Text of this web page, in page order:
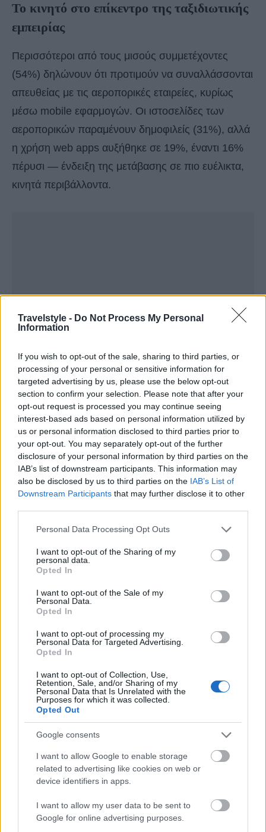
Travelstyle - Do Not Process My Personal
Information
If you wish to opt-out of the sale, sharing to third parties, or
processing of your personal or sensitive information for
targeted advertising by us, please use the below opt-out
section to confirm your selection. Please note that after your
opt-out request is processed you may continue seeing
interest-based ads based on personal information utilized by
us or personal information disclosed to third parties prior to
your opt-out. You may separately opt-out of the further
disclosure of your personal information by third parties on the
IAB’s list of downstream participants. This information may
also be disclosed by us to third parties on the IAB’s List of
Downstream Participants that may further disclose it to other
Please note that this website/app uses one or more Google
not limited to your visit or usage behaviour. You may click to
grant or deny consent to Google and its third-party tags to
use your data for below specified purposes in below Google
consent section.
Personal Data Processing Opt Outs
I want to opt-out of the Sharing of my
personal data.
Opted In
I want to opt-out of the Sale of my
Personal Data.
Opted In
I want to opt-out of processing my
Personal Data for Targeted Advertising.
Opted In
I want to opt-out of Collection, Use,
Retention, Sale, and/or Sharing of my
Personal Data that Is Unrelated with the
Purposes for which it was collected.
Opted Out
Google consents
I want to allow Google to enable storage
related to advertising like cookies on web or
device identifiers in apps.
I want to allow my user data to be sent to
Google for online advertising purposes.
Το κινητό στο επίκεντρο της ταξιδιωτικής
εμπειρίας
Περισσότεροι από τους μισούς συμμετέχοντες
(54%) δηλώνουν ότι προτιμούν να συναλλάσσονται
απευθείας με τις αεροπορικές εταιρείες, κυρίως
μέσω mobile εφαρμογών. Οι ιστοσελίδες των
αεροπορικών παραμένουν δημοφιλείς (31%), αλλά
η χρήση web apps αυξήθηκε σε 19%, έναντι 16%
πέρυσι — ένδειξη της μετάβασης σε πιο ευέλικτα,
κινητά περιβάλλοντα.
Σύμφωνα με την IATA, η τάση αυτή καθοδηγείται
κυρίως από τους νεότερους ταξιδιώτες, καθώς το
25% των επιβατών κάτω των 26 ετών προτιμά τις
κινητές πλατφόρμες για οργάνωση ταξιδιών.
President της IATA : «
Οι ταξιδιώτες θέλουν να
διαχειρίζονται τα ταξίδια τους όπως κάθε άλλη
πτυχή της ζωής τους — μέσω του κινητού τους και
ψηφιακής ταυτότητας. Το μήνυμα είναι ξεκάθαρο:
τους αρέσει και θέλουν ακόμη περισσότερα».
Νέα εποχή πληρωμών και «έξυπνων
αποσκευών»
Οι πιστωτικές και χρεωστικές κάρτες παραμένουν
το κυρίαρχο μέσο πληρωμής (72%), αλλά χάνουν
έδαφος έναντι των ψηφιακών πορτοφολιών, που
αυξήθηκαν από 20% σε 28%. Παράλληλα, τα
διπλασιάστηκαν σε 8%.